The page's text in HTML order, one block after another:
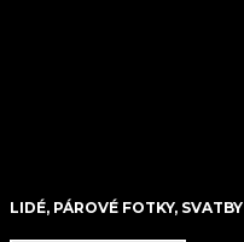
LIDÉ, PÁROVÉ FOTKY, SVATBY